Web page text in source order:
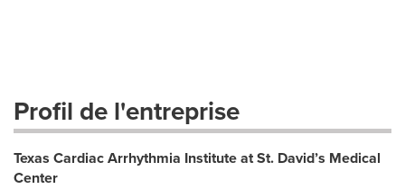
Profil de l'entreprise
Texas Cardiac Arrhythmia Institute at St. David’s Medical
Center